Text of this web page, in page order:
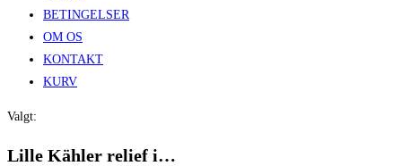
BETINGELSER
OM OS
KONTAKT
KURV
Valgt:
Lille Kähler relief i…